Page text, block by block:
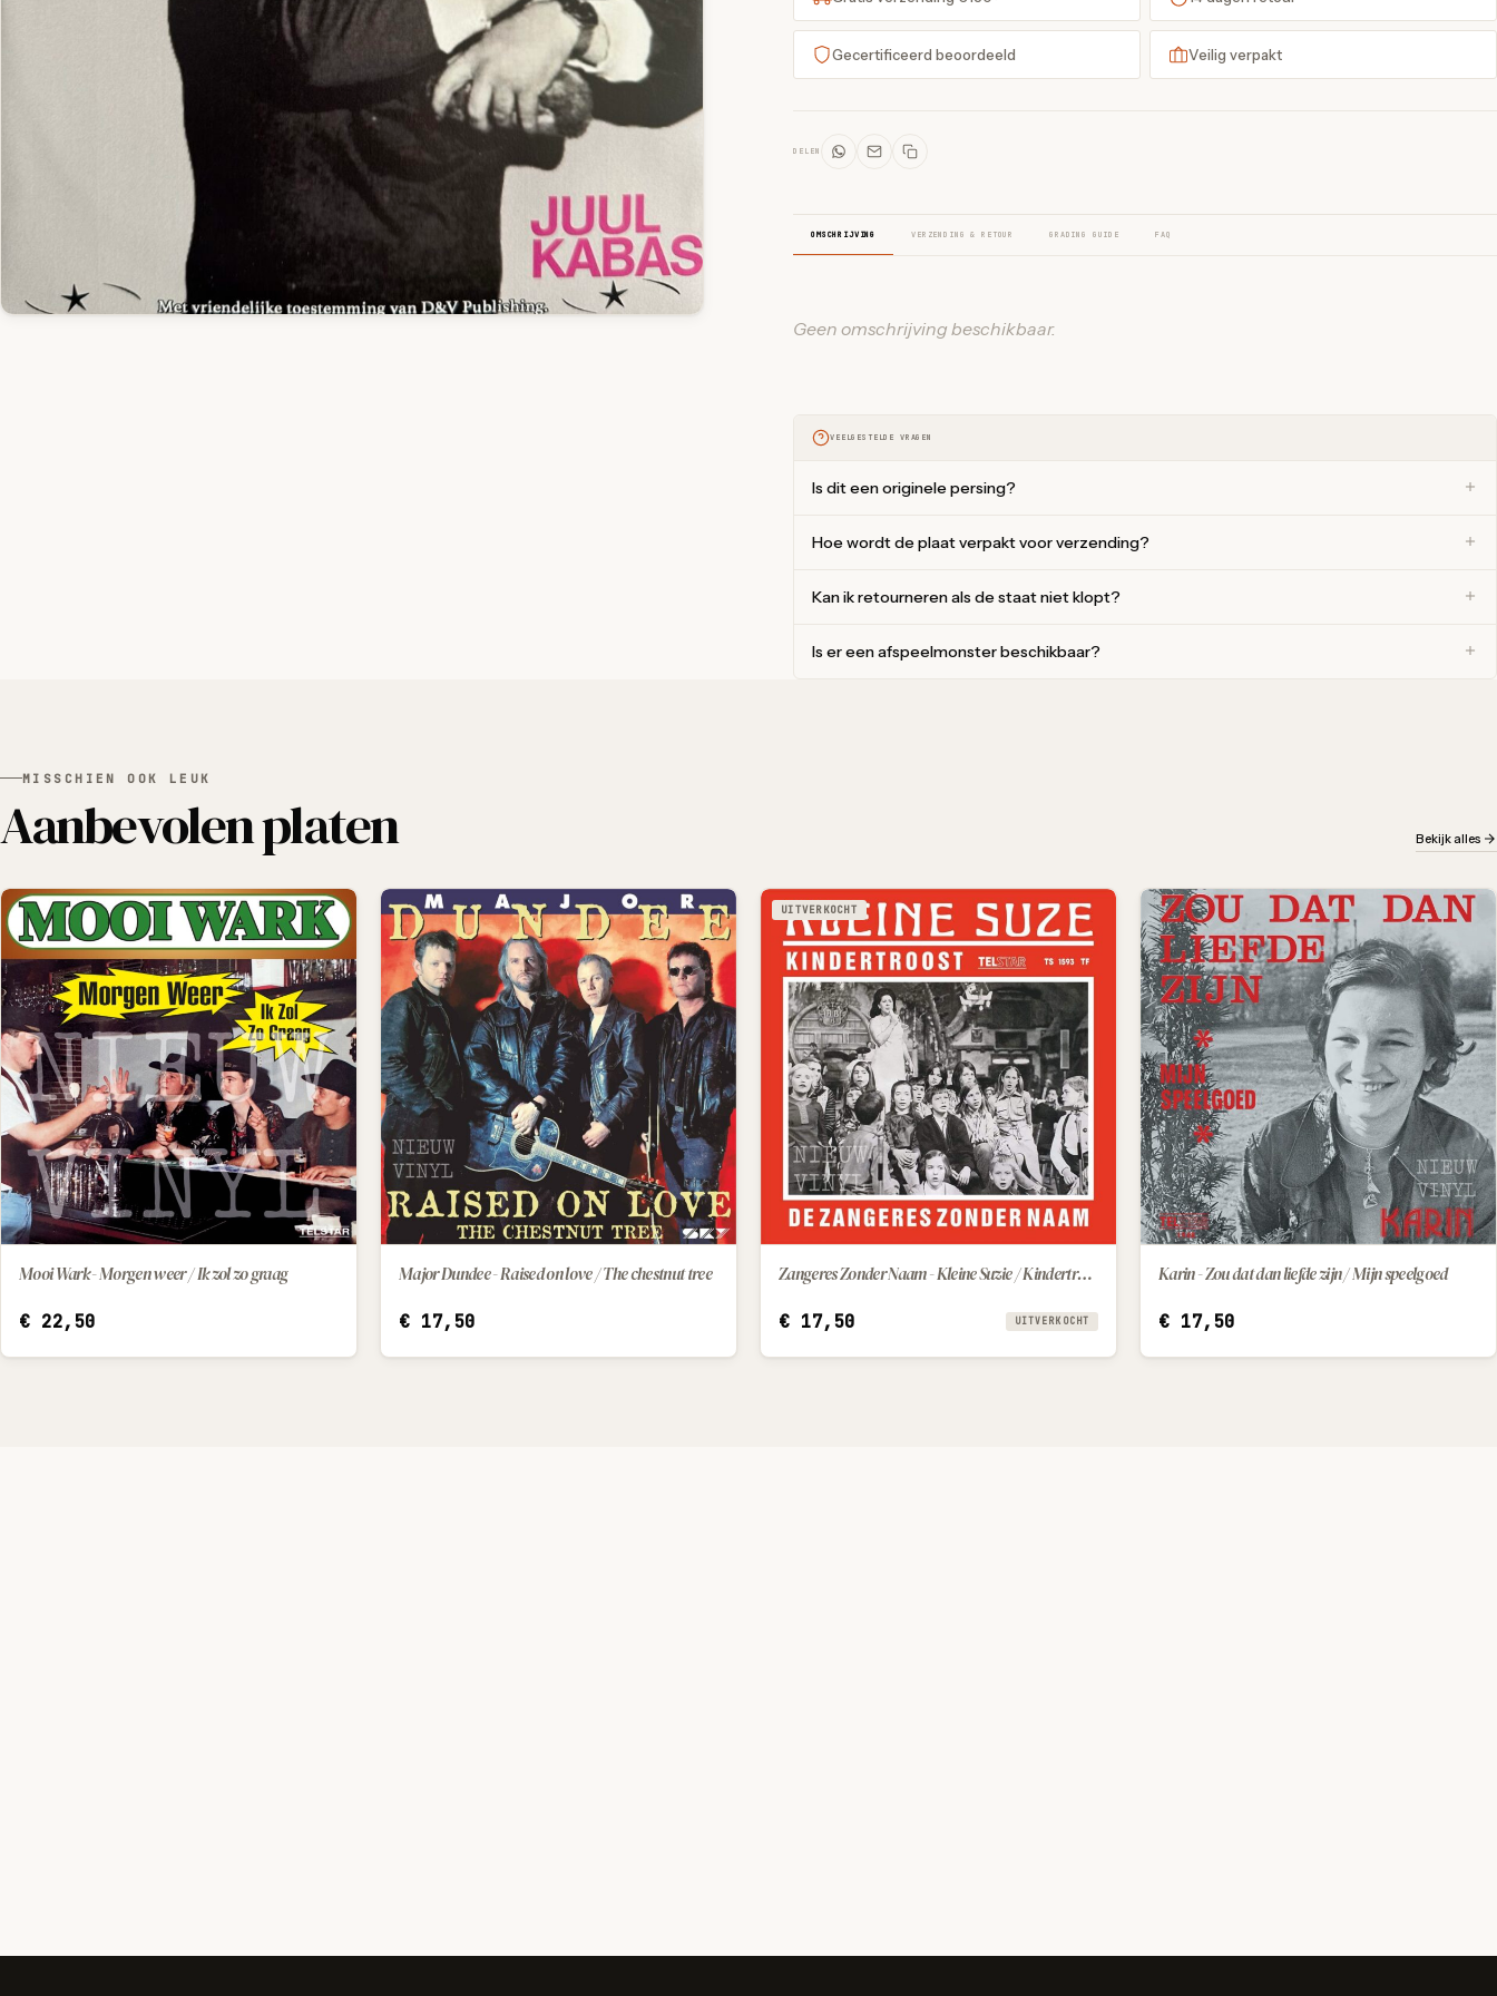
Gecertificeerd beoordeeld Veilig verpakt
DELEN
OMSCHRIJVING VERZENDING & RETOUR GRADING GUIDE FAQ
Geen omschrijving beschikbaar.
VEELGESTELDE VRAGEN
Is dit een originele persing?
Hoe wordt de plaat verpakt voor verzending?
Kan ik retourneren als de staat niet klopt?
Is er een afspeelmonster beschikbaar?
MISSCHIEN OOK LEUK
Aanbevolen platen Bekijk alles
IN WINKELWAGEN
Mooi Wark - Morgen weer / Ik zol zo graag
€22,50
IN WINKELWAGEN
Major Dundee - Raised on love / The chestnut tree
€17,50
UITVERKOCHT
Zangeres Zonder Naam - Kleine Suzie / Kindertroost
€17,50 UITVERKOCHT
IN WINKELWAGEN
Karin - Zou dat dan liefde zijn / Mijn speelgoed
€17,50